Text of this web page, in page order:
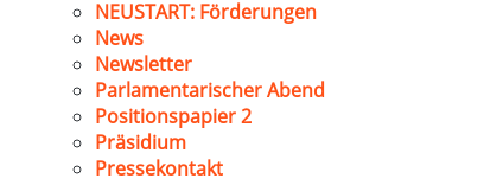
NEUSTART: Förderungen
News
Newsletter
Parlamentarischer Abend
Positionspapier 2
Präsidium
Pressekontakt